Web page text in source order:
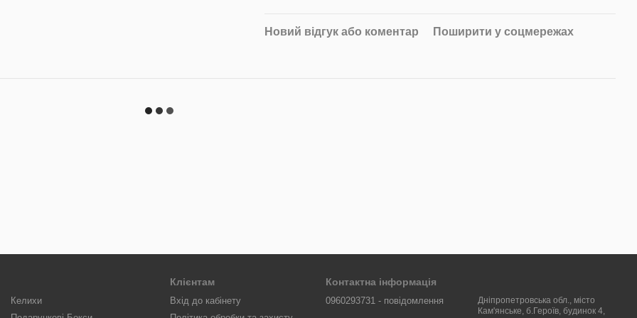
Новий відгук або коментар Поширити у соцмережах
Келихи
Клієнтам
Вхід до кабінету
Контактна інформація
0960293731 - повідомлення
Дніпропетровська обл., місто
Кам'янське, б.Героїв, будинок 4,